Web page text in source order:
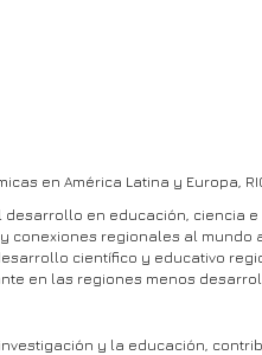
en América Latina y Europa,
en educación, ciencia e
conexiones regionales al mundo
científico y educativo
en las regiones menos
y la educación,